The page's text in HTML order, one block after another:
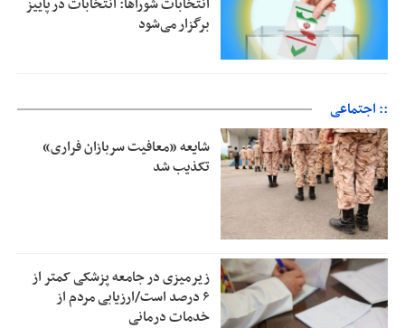
برگزار می‌شود
:: اجتماعی
شایعه «معافیت سربازان فراری»
تکذیب شد
زیرمیزی در جامعه پزشکی کمتر از
۶ درصد است/ارزیابی مردم از
خدمات درمانی